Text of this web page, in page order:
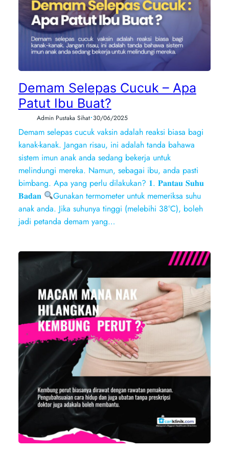
Demam Selepas Cucuk – Apa
Patut Ibu Buat?
Admin Pustaka Sihat•30/06/2025
Demam selepas cucuk vaksin adalah reaksi biasa bagi
kanak-kanak. Jangan risau, ini adalah tanda bahawa
sistem imun anak anda sedang bekerja untuk
melindungi mereka. Namun, sebagai ibu, anda pasti
bimbang. Apa yang perlu dilakukan? 𝟏. 𝐏𝐚𝐧𝐭𝐚𝐮 𝐒𝐮𝐡𝐮
𝐁𝐚𝐝𝐚𝐧
Gunakan termometer untuk memeriksa suhu
anak anda. Jika suhunya tinggi (melebihi 38°C), boleh
jadi petanda demam yang…